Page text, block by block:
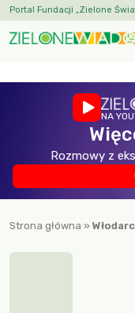
Portal Fundacji „Zielone
NA
Rozmowy z
Strona główna »